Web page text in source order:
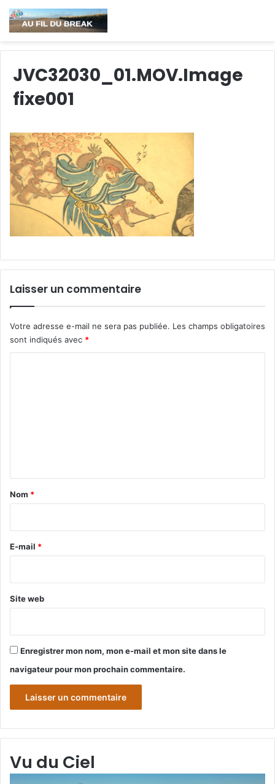
JVC32030_01.MOV.Image
fixe001
Laisser un commentaire
Votre adresse e-mail ne sera pas publiée. Les champs obligatoires
sont indiqués avec *
a
e
Nom *
E-mail *
Site web
Enregistrer mon nom, mon e-mail et mon site dans le
navigateur pour mon prochain commentaire.
Vu du Ciel